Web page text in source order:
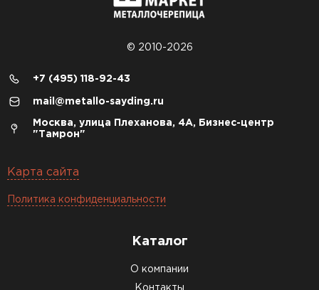
© 2010-2026
+7 (495) 118-92-43
mail@metallo-sayding.ru
Москва, улица Плеханова, 4А, Бизнес-центр
"Тамрон"
Карта сайта
Политика конфиденциальности
Каталог
О компании
Контакты